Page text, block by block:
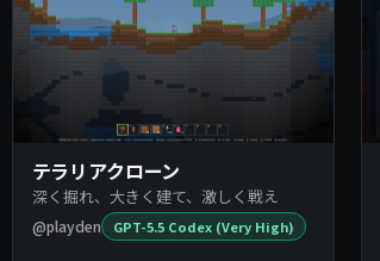
テラリアクローン
深く掘れ、大きく建て、激しく戦え
@playden GPT-5.5 Codex (Very High)